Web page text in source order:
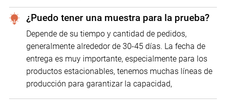
¿Puedo tener una muestra para la prueba?
Depende de su tiempo y cantidad de pedidos,
generalmente alrededor de 30-45 días. La fecha de
entrega es muy importante, especialmente para los
productos estacionables, tenemos muchas líneas de
producción para garantizar la capacidad,